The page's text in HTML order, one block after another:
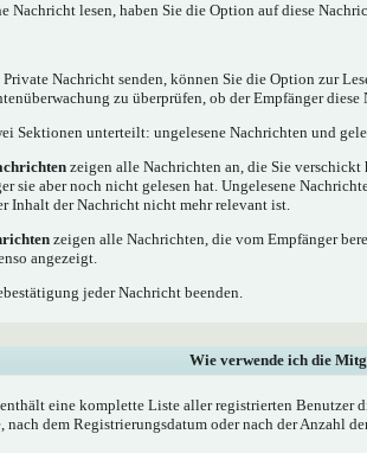
Nachricht lesen, haben Sie die Option auf diese
Private Nachricht senden, können Sie die Option zur
zu überprüfen, ob der Empfänger
Sektionen unterteilt: ungelesene Nachrichten und
zeigen alle Nachrichten an, die Sie
sie aber noch nicht gelesen hat. Ungelesene
Inhalt der Nachricht nicht mehr relevant ist.
zeigen alle Nachrichten, die vom Empfänger
angezeigt.
jeder Nachricht beenden.
Wie verwende ich die
enthält eine komplette Liste aller registrierten Benutzer
nach dem Registrierungsdatum oder nach der Anzahl